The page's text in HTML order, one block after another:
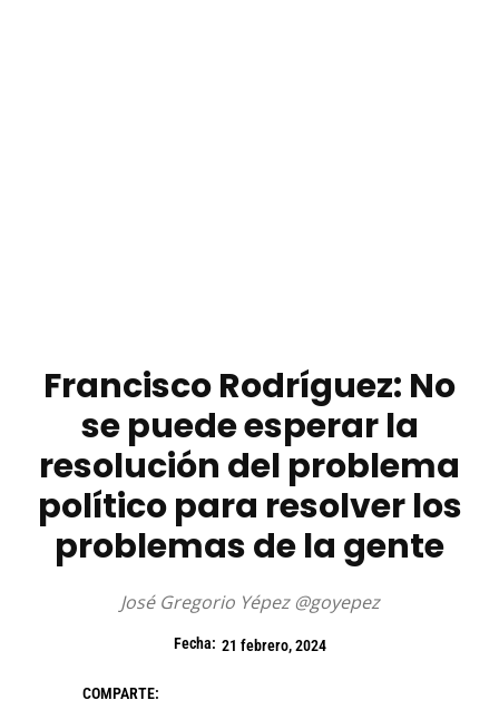
Francisco Rodríguez: No
se puede esperar la
resolución del problema
político para resolver los
problemas de la gente
José Gregorio Yépez @goyepez
Fecha: 21 febrero, 2024
COMPARTE: